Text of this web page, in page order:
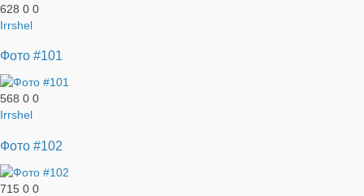
628 0 0
Irrshel
Фото #101
568 0 0
Irrshel
Фото #102
715 0 0